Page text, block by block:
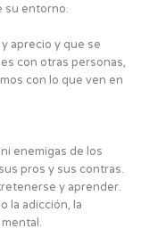
su entorno.
aprecio y que se
con otras personas,
con lo que ven en
enemigas de los
pros y sus contras.
y aprender.
la adicción, la